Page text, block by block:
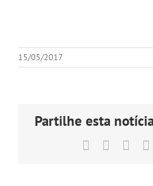
15/05/2017
Partilhe esta
Facebook